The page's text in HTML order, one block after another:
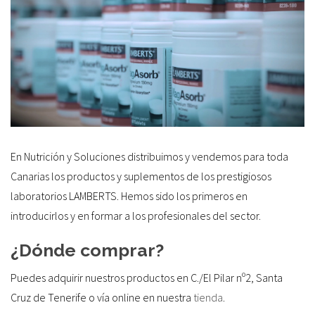
En Nutrición y Soluciones distribuimos y vendemos para toda
Canarias los productos y suplementos de los prestigiosos
laboratorios LAMBERTS. Hemos sido los primeros en
introducirlos y en formar a los profesionales del sector.
¿Dónde comprar?
Puedes adquirir nuestros productos en C./El Pilar nº2, Santa
Cruz de Tenerife o vía online en nuestra tienda.